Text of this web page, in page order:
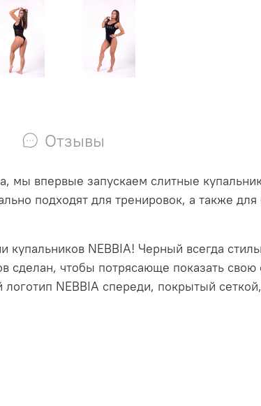
Отзывы
мы впервые запускаем слитные
подходят для тренировок, а также
NEBBIA! Черный всегда
чтобы потрясающе показать
NEBBIA спереди, покрытый